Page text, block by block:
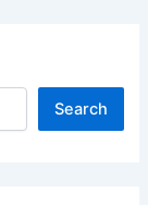
Search